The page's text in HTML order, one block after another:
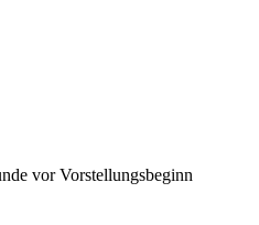
vor Vorstellungsbeginn